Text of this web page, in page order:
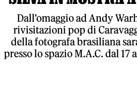
Dall'omaggio ad Andy
rivisitazioni pop di
della fotografa brasiliana
presso lo spazio M.A.C. dal 17